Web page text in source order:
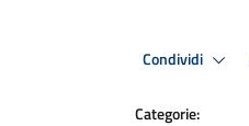
Condividi
Categorie: